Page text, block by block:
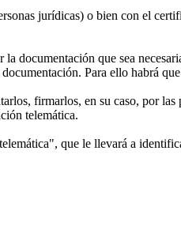
jurídicas) o bien con el
documentación que sea
Para ello habrá
firmarlos, en su caso, por las
telemática.
que le llevará a